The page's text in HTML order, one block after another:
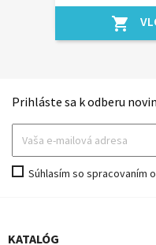
shopping_cart
Prihláste sa k odberu
Súhlasím so spracovaním
KATALÓG